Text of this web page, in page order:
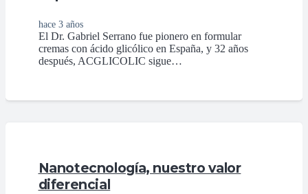
hace 3 años
El Dr. Gabriel Serrano fue pionero en formular
cremas con ácido glicólico en España, y 32 años
después, ACGLICOLIC sigue…
Nanotecnologí­a, nuestro valor
diferencial